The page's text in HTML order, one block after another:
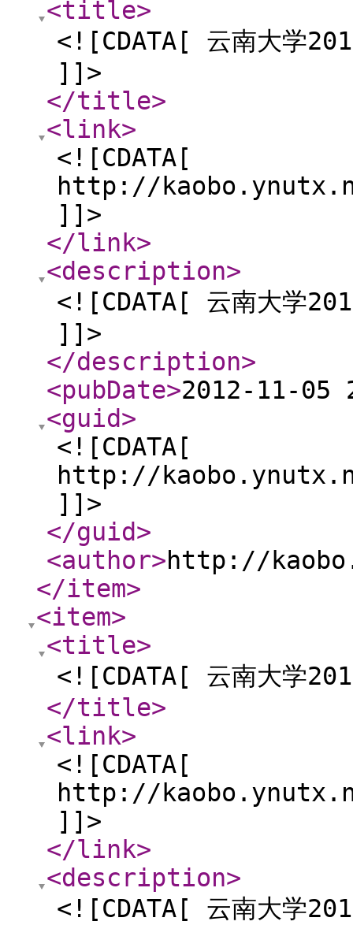
<title>
<![CDATA[ 云南大学
]]>
</title>
<link>
<![CDATA[
http://
]]>
</link>
<description>
<![CDATA[ 云南大学
]]>
</description>
<pubDate>2012-11-05
<guid>
<![CDATA[
http://
]]>
</guid>
<author>http://
</item>
<item>
<title>
<![CDATA[ 云南大学
</title>
<link>
<![CDATA[
http://kaobo.ynutx.net/
]]>
</link>
<description>
<![CDATA[ 云南大学